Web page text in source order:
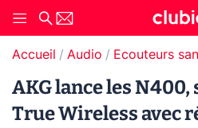
Accueil Audio Ecouteurs
AKG lance les N400,
True Wireless avec